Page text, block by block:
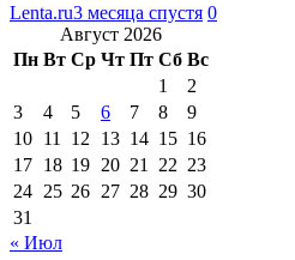
Lenta.ru3 месяца спустя 0
Август 2026
Пн Вт Ср Чт Пт Сб Вс
1
2
3
4 5 6 7 8
9
10 11 12 13 14 15 16
17 18 19 20 21 22 23
24 25 26 27 28 29 30
31
« Июл